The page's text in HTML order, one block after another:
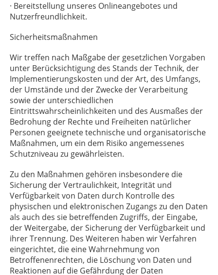
· Bereitstellung unseres Onlineangebotes und
Nutzerfreundlichkeit.
Sicherheitsmaßnahmen
Wir treffen nach Maßgabe der gesetzlichen Vorgaben
unter Berücksichtigung des Stands der Technik, der
Implementierungskosten und der Art, des Umfangs,
der Umstände und der Zwecke der Verarbeitung
sowie der unterschiedlichen
Eintrittswahrscheinlichkeiten und des Ausmaßes der
Bedrohung der Rechte und Freiheiten natürlicher
Personen geeignete technische und organisatorische
Maßnahmen, um ein dem Risiko angemessenes
Schutzniveau zu gewährleisten.
Zu den Maßnahmen gehören insbesondere die
Sicherung der Vertraulichkeit, Integrität und
Verfügbarkeit von Daten durch Kontrolle des
physischen und elektronischen Zugangs zu den Daten
als auch des sie betreffenden Zugriffs, der Eingabe,
der Weitergabe, der Sicherung der Verfügbarkeit und
ihrer Trennung. Des Weiteren haben wir Verfahren
eingerichtet, die eine Wahrnehmung von
Betroffenenrechten, die Löschung von Daten und
Reaktionen auf die Gefährdung der Daten